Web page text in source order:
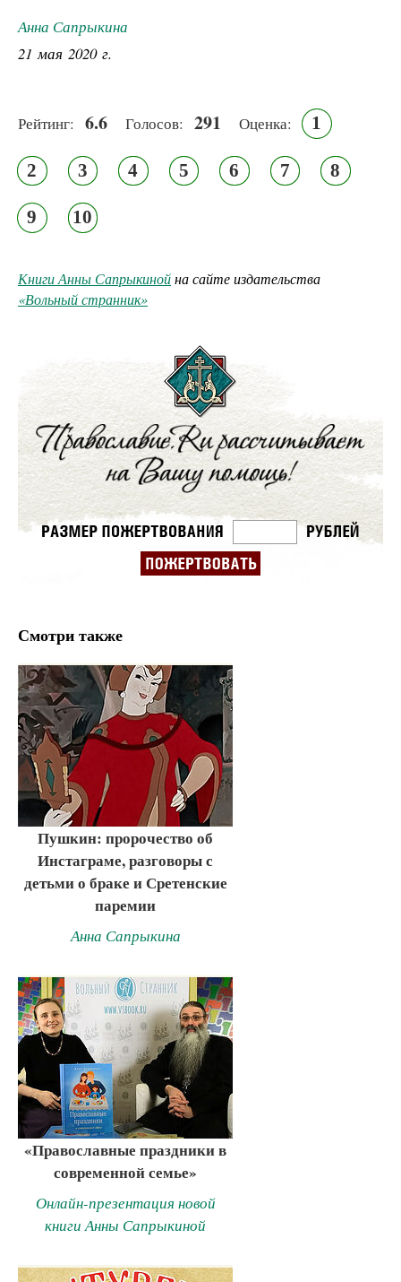
Анна Сапрыкина
21 мая 2020 г.
Рейтинг: 6.6 Голосов: 291 Оценка: 1
2 3 4 5 6 7 8
9 10
Книги Анны Сапрыкинойна сайте издательства
«Вольный странник»
Смотри также
Пушкин: пророчество об
Инстаграме, разговоры с
детьми о браке и Сретенские
паремии
Анна Сапрыкина
«Православные праздники в
современной семье»
Онлайн-презентация новой
книги Анны Сапрыкиной